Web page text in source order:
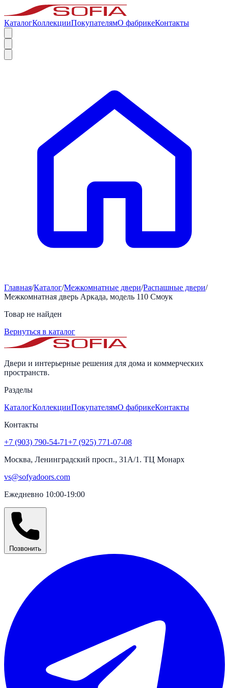
КаталогКоллекцииПокупателямО фабрикеКонтакты
Главная/Каталог/Межкомнатные двери/Распашные двери/
Межкомнатная дверь Аркада, модель 110 Смоук
Товар не найден
Вернуться в каталог
Двери и интерьерные решения для дома и коммерческих
пространств.
Разделы
КаталогКоллекцииПокупателямО фабрикеКонтакты
Контакты
+7 (903) 790-54-71+7 (925) 771-07-08
Москва, Ленинградский просп., 31А/1. ТЦ Монарх
vs@sofyadoors.com
Ежедневно 10:00-19:00
Позвонить